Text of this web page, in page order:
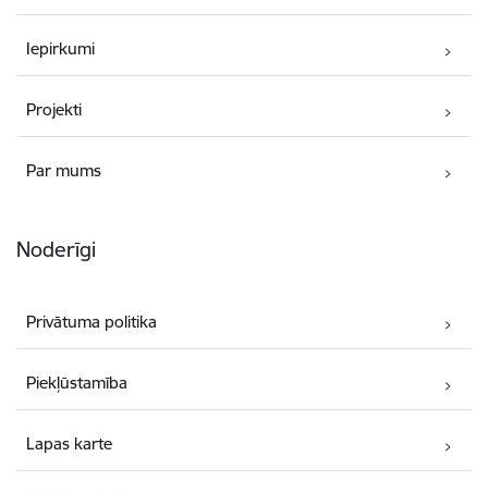
Iepirkumi
Projekti
Par mums
Noderīgi
Privātuma politika
Piekļūstamība
Lapas karte